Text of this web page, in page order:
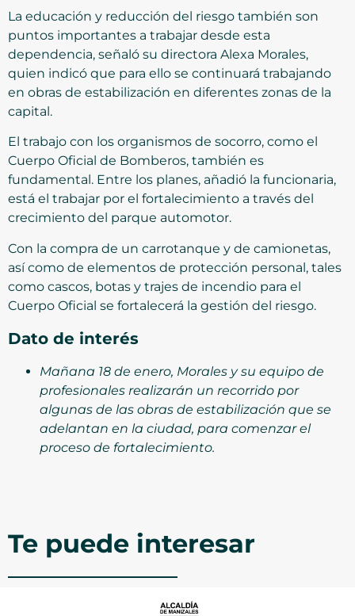
La educación y reducción del riesgo también son
puntos importantes a trabajar desde esta
dependencia, señaló su directora Alexa Morales,
quien indicó que para ello se continuará trabajando
en obras de estabilización en diferentes zonas de la
capital.
El trabajo con los organismos de socorro, como el
Cuerpo Oficial de Bomberos, también es
fundamental. Entre los planes, añadió la funcionaria,
está el trabajar por el fortalecimiento a través del
crecimiento del parque automotor.
Con la compra de un carrotanque y de camionetas,
así como de elementos de protección personal, tales
como cascos, botas y trajes de incendio para el
Cuerpo Oficial se fortalecerá la gestión del riesgo.
Dato de interés
Mañana 18 de enero, Morales y su equipo de
profesionales realizarán un recorrido por
algunas de las obras de estabilización que se
adelantan en la ciudad, para comenzar el
proceso de fortalecimiento.
Te puede interesar